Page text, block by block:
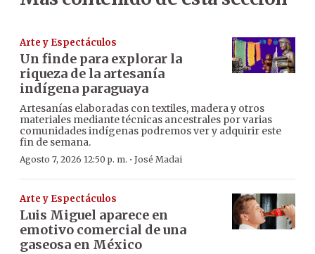
Arte y Espectáculos
Un finde para explorar la
riqueza de la artesanía
indígena paraguaya
Artesanías elaboradas con textiles, madera y otros
materiales mediante técnicas ancestrales por varias
comunidades indígenas podremos ver y adquirir este
fin de semana.
Agosto 7, 2026 12:50 p. m. · José Madai
Arte y Espectáculos
Luis Miguel aparece en
emotivo comercial de una
gaseosa en México